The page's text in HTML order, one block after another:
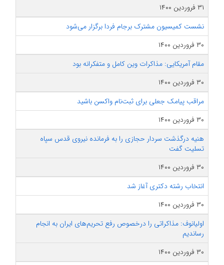
۳۱ فروردین ۱۴۰۰
نشست کمیسیون مشترک برجام فردا برگزار می‌شود
۳۰ فروردین ۱۴۰۰
مقام آمریکایی: مذاکرات وین کامل و متفکرانه بود
۳۰ فروردین ۱۴۰۰
مراقب پیامک جعلی برای ثبت‌نام واکسن باشید
۳۰ فروردین ۱۴۰۰
هنیه درگذشت سردار حجازی را به فرمانده نیروی قدس سپاه
تسلیت گفت
۳۰ فروردین ۱۴۰۰
انتخاب رشته دکتری آغاز شد
۳۰ فروردین ۱۴۰۰
اولیانوف: مذاکراتی را درخصوص رفع تحریم‌های ایران به انجام
رساندیم
۳۰ فروردین ۱۴۰۰